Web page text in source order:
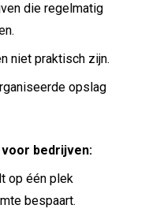
die regelmatig
niet praktisch zijn.
opslag
bedrijven:
op één plek
bespaart.